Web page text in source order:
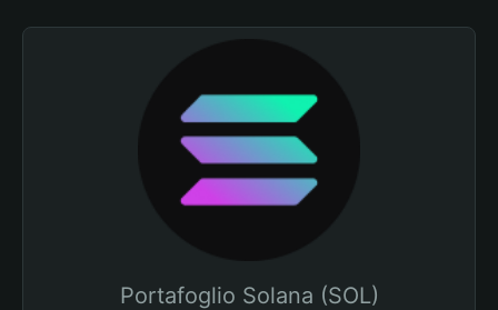
Portafoglio Solana (SOL)